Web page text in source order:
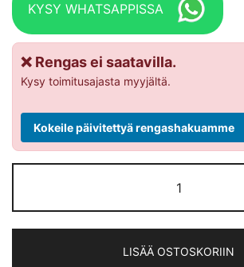
KYSY WHATSAPPISSA
❌ Rengas ei saatavilla.
Kysy toimitusajasta myyjältä.
Kokeile päivitettyä rengashakuamme
CINTURATO
P7C2
XL
LISÄÄ OSTOSKORIIN